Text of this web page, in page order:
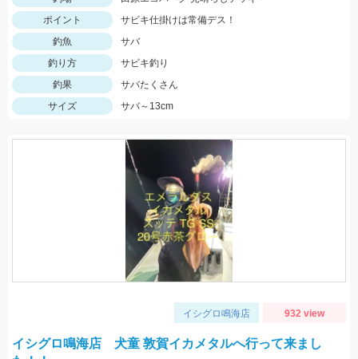
ポイント
サビキ仕掛けは常備デス！
釣魚
サバ
釣り方
サビキ釣り
釣果
サバたくさん
サイズ
サバ～13cm
イシグロ鳴海店 932 view
イシグロ鳴海店 犬童 敦賀イカメタルへ行って来まし